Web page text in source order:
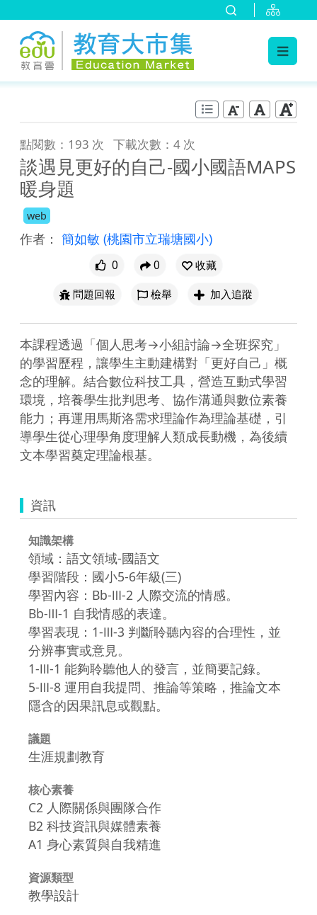
點閱數：193 次 下載次數：4 次
談遇見更好的自己-國小國語MAPS
暖身題
web
作者： 簡如敏 (桃園市立瑞塘國小)
0 0
收藏
問題回報
檢舉 加入追蹤
本課程透過「個人思考→小組討論→全班探究」
的學習歷程，讓學生主動建構對「更好自己」概
念的理解。結合數位科技工具，營造互動式學習
環境，培養學生批判思考、協作溝通與數位素養
能力；再運用馬斯洛需求理論作為理論基礎，引
導學生從心理學角度理解人類成長動機，為後續
文本學習奠定理論根基。
資訊
知識架構
領域：語文領域-國語文
學習階段：國小5-6年級(三)
學習內容：Bb-Ⅲ-2 人際交流的情感。
Bb-Ⅲ-1 自我情感的表達。
學習表現：1-Ⅲ-3 判斷聆聽內容的合理性，並
分辨事實或意見。
1-Ⅲ-1 能夠聆聽他人的發言，並簡要記錄。
5-Ⅲ-8 運用自我提問、推論等策略，推論文本
隱含的因果訊息或觀點。
議題
生涯規劃教育
核心素養
C2 人際關係與團隊合作
B2 科技資訊與媒體素養
A1 身心素質與自我精進
資源類型
教學設計